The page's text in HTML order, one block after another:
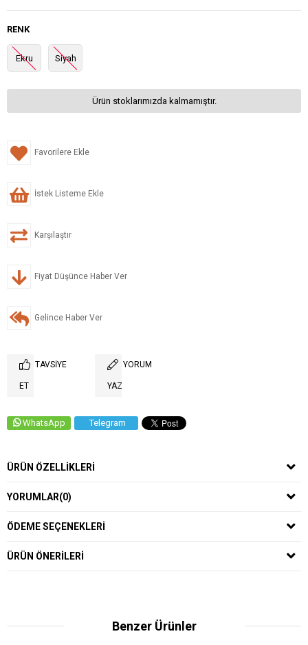
RENK
Ekru Siyah
Ürün stoklarımızda kalmamıştır.
Favorilere Ekle
İstek Listeme Ekle
Karşılaştır
Fiyat Düşünce Haber Ver
Gelince Haber Ver
TAVSIYE
ET
YORUM
YAZ
WhatsApp Telegram
ÜRÜN ÖZELLIKLERI
YORUMLAR(0)
ÖDEME SEÇENEKLERI
ÜRÜN ÖNERILERI
Benzer Ürünler